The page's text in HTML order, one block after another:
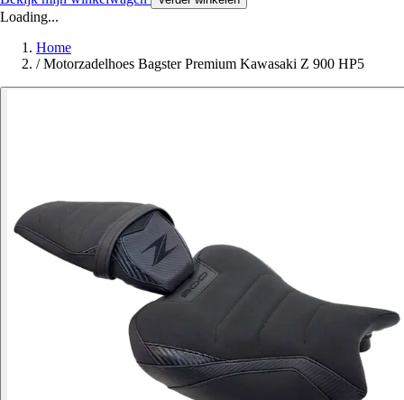
Loading...
Home
/ Motorzadelhoes Bagster Premium Kawasaki Z 900 HP5